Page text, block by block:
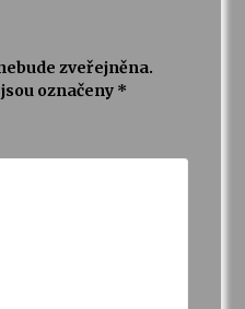
zveřejněna.
označeny *